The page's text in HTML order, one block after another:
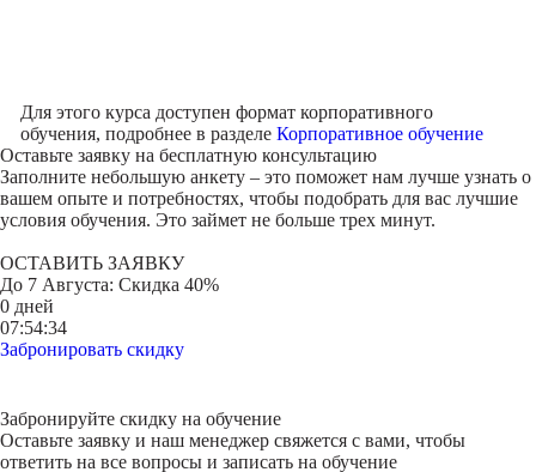
Для этого курса доступен формат корпоративного
обучения, подробнее в разделе Корпоративное обучение
Оставьте заявку на бесплатную консультацию
Заполните небольшую анкету – это поможет нам лучше узнать о
вашем опыте и потребностях, чтобы подобрать для вас лучшие
условия обучения. Это займет не больше трех минут.
ОСТАВИТЬ ЗАЯВКУ
До 7 Августа: Скидка 40%
0 дней
07:54:34
Забронировать скидку
Забронируйте скидку на обучение
Оставьте заявку и наш менеджер свяжется с вами, чтобы
ответить на все вопросы и записать на обучение